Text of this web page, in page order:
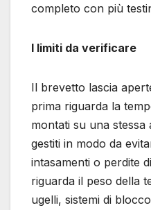
completo con più
I limiti da verificare
Il brevetto lascia
prima riguarda la
montati su una stessa
gestiti in modo da
intasamenti o perdite
riguarda il peso della
ugelli, sistemi di